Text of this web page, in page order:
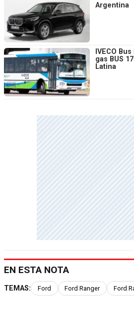
Argentina
IVECO
gas BUS
Latina
EN ESTA NOTA
TEMAS: Ford Ford Ranger Ford